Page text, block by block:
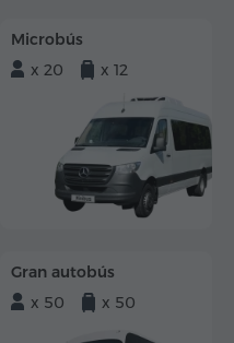
Microbús
x 20
x 12
Gran autobús
x 50
x 50